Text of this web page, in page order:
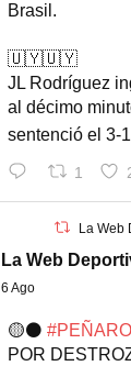
Brasil.
🇺🇾🇺🇾
JL Rodríguez
al décimo
sentenció el 3-
1
La Web
La Web
6 Ago
🟡⚫️
POR